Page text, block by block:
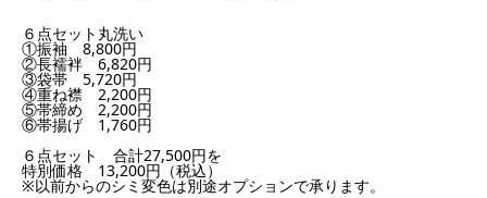
６点セット丸洗い
①振袖 8,800円
②長襦袢 6,820円
③袋帯 5,720円
④重ね襟 2,200円
⑤帯締め 2,200円
⑥帯揚げ 1,760円
６点セット 合計27,500円を
特別価格 13,200円（税込）
※以前からのシミ変色は別途オプションで承ります。